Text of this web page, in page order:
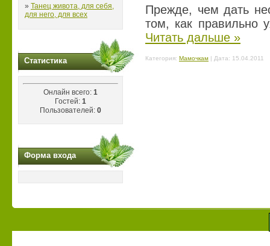
» Танец живота, для себя,
для него, для всех
Статистика
Онлайн всего: 1
Гостей: 1
Пользователей: 0
Форма входа
Прежде, чем дать
том, как правильно
Читать дальше »
Категория: Мамочкам | Дата: 15.04.2011